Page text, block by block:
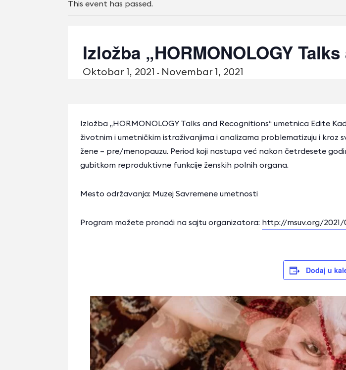
This event has passed.
Izložba „HORMONOLOGY
Oktobаr 1, 2021 - Novembаr 1, 2021
Izložba „HORMONOLOGY Talks and Recognitions“ umetnica Edite
životnim i umetničkim istraživanjima i analizama problematizuju i
žene – pre/menopauzu. Period koji nastupa već nakon četrdesete
gubitkom reproduktivne funkcije ženskih polnih organa.
Mesto održavanja: Muzej Savremene umetnosti
Program možete pronaći na sajtu organizatora: http://msuv.org/
Dodaj u